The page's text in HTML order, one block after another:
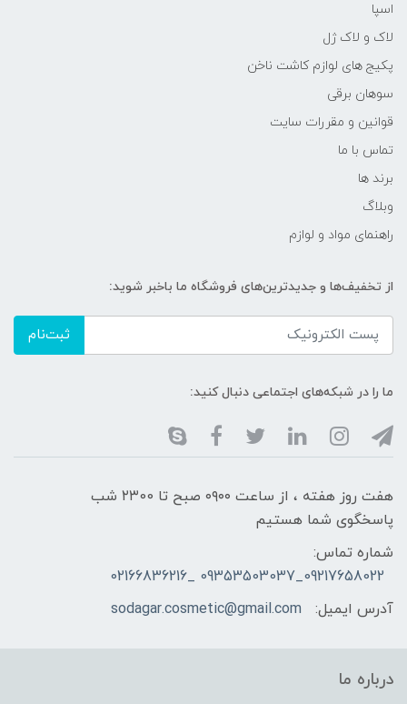
اسپا
لاک و لاک ژل
پکیج های لوازم کاشت ناخن
سوهان برقی
قوانین و مقررات سایت
تماس با ما
برند ها
وبلاگ
راهنمای مواد و لوازم
از تخفیف‌ها و جدیدترین‌های فروشگاه ما باخبر شوید:
ثبت‌نام
ما را در شبکه‌های اجتماعی دنبال کنید:
هفت روز هفته ، از ساعت ۰۹۰۰ صبح تا ۲۳00 شب
پاسخگوی شما هستیم
شماره تماس:
09217658022_09353503037 _02166836216
آدرس ایمیل:
sodagar.cosmetic@gmail.com
درباره ما